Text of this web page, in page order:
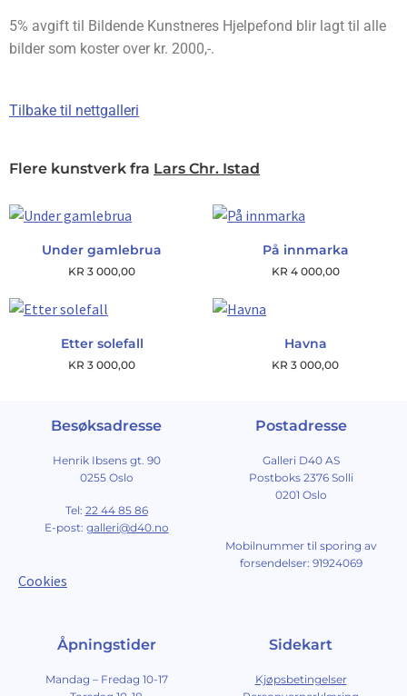
5% avgift til Bildende Kunstneres Hjelpefond blir lagt til alle
bilder som koster over kr. 2000,-.
Tilbake til nettgalleri
Flere kunstverk fra Lars Chr. Istad
Under gamlebrua
KR 3 000,00
På innmarka
KR 4 000,00
Etter solefall
KR 3 000,00
Havna
KR 3 000,00
Besøksadresse
Henrik Ibsens gt. 90
0255 Oslo
Tel: 22 44 85 86
E-post: galleri@d40.no
Cookies
Postadresse
Galleri D40 AS
Postboks 2376 Solli
0201 Oslo
Mobilnummer til sporing av
forsendelser: 91924069
Åpningstider
Mandag – Fredag 10-17
Sidekart
Kjøpsbetingelser